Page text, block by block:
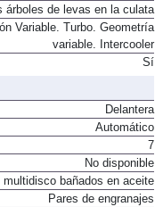
árboles de levas en la culata
Variable. Turbo. Geometría
variable. Intercooler
Sí
Delantera
Automático
7
No disponible
multidisco bañados en aceite
Pares de engranajes